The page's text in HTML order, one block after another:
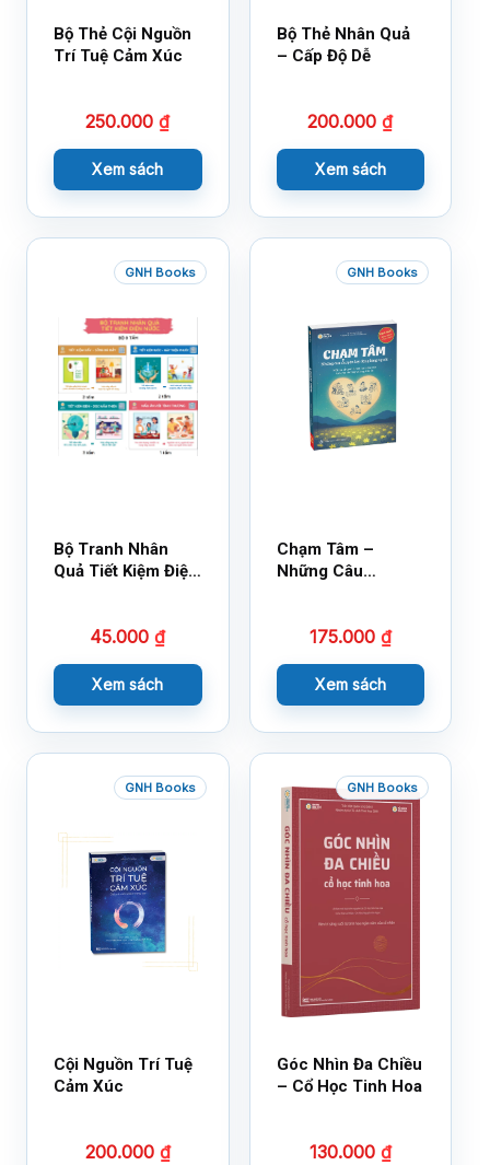
Bộ Thẻ Cội Nguồn
Trí Tuệ Cảm Xúc
250.000₫
Xem sách
Bộ Thẻ Nhân Quả
– Cấp Độ Dễ
200.000₫
Xem sách
GNH Books
Bộ Tranh Nhân
Quả Tiết Kiệm Điện
45.000₫
Xem sách
GNH Books
Chạm Tâm –
Những Câu
175.000 ₫
Xem sách
GNH Books
Cội Nguồn Trí Tuệ
Cảm Xúc
200.000 ₫
GNH Books
Góc Nhìn Đa Chiều
– Cổ Học Tinh Hoa
130.000 ₫